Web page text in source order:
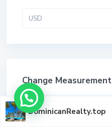
USD
Change Measurement
квадрат метры - м
DominicanRealty.top